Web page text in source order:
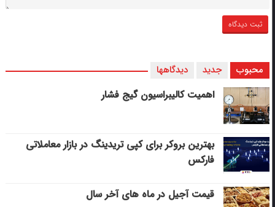
محبوب جدید دیدگاهها
اهمیت کالیبراسیون گیج فشار
بهترین بروکر برای کپی‌ تریدینگ در بازار معاملاتی
فارکس
قیمت آجیل در ماه های آخر سال